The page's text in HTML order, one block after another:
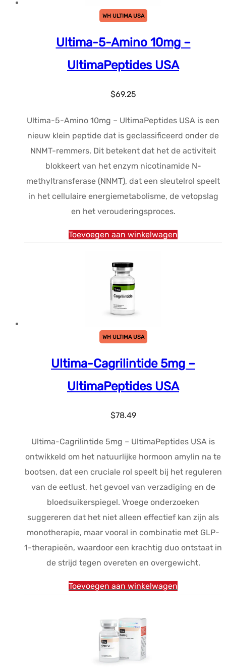
WH ULTIMA USA
Ultima-5-Amino 10mg –
UltimaPeptides USA
$69.25
Ultima-5-Amino 10mg – UltimaPeptides USA is een
nieuw klein peptide dat is geclassificeerd onder de
NNMT-remmers. Dit betekent dat het de activiteit
blokkeert van het enzym nicotinamide N-
methyltransferase (NNMT), dat een sleutelrol speelt
in het cellulaire energiemetabolisme, de vetopslag
en het verouderingsproces.
Toevoegen aan winkelwagen
WH ULTIMA USA
Ultima-Cagrilintide 5mg –
UltimaPeptides USA
$78.49
Ultima-Cagrilintide 5mg – UltimaPeptides USA is
ontwikkeld om het natuurlijke hormoon amylin na te
bootsen, dat een cruciale rol speelt bij het reguleren
van de eetlust, het gevoel van verzadiging en de
bloedsuikerspiegel. Vroege onderzoeken
suggereren dat het niet alleen effectief kan zijn als
monotherapie, maar vooral in combinatie met GLP-
1-therapieën, waardoor een krachtig duo ontstaat in
de strijd tegen overeten en overgewicht.
Toevoegen aan winkelwagen